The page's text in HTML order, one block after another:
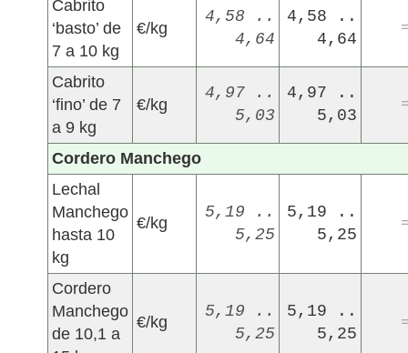
Cabrito
‘basto’ de
7 a 10 kg
€/kg
4,58 ..
4,64
4,58 ..
4,64
Cabrito
‘fino’ de 7
a 9 kg
€/kg
4,97 ..
5,03
4,97 ..
5,03
Cordero Manchego
Lechal
Manchego
hasta 10
kg
€/kg
5,19 ..
5,25
5,19 ..
5,25
Cordero
Manchego
de 10,1 a
€/kg
5,19 ..
5,25
5,19 ..
5,25